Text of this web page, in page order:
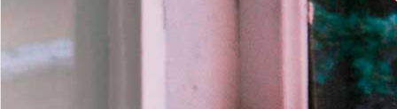
es
Com imersão Bilingue - Anos
Finais